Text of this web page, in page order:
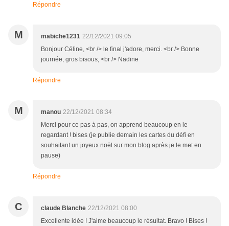
Répondre
M mabiche1231 22/12/2021 09:05
Bonjour Céline, <br /> le final j'adore, merci. <br /> Bonne
journée, gros bisous, <br /> Nadine
Répondre
M manou 22/12/2021 08:34
Merci pour ce pas à pas, on apprend beaucoup en le
regardant ! bises (je publie demain les cartes du défi en
souhaitant un joyeux noël sur mon blog après je le met en
pause)
Répondre
C claude Blanche 22/12/2021 08:00
Excellente idée ! J'aime beaucoup le résultat. Bravo ! Bises !